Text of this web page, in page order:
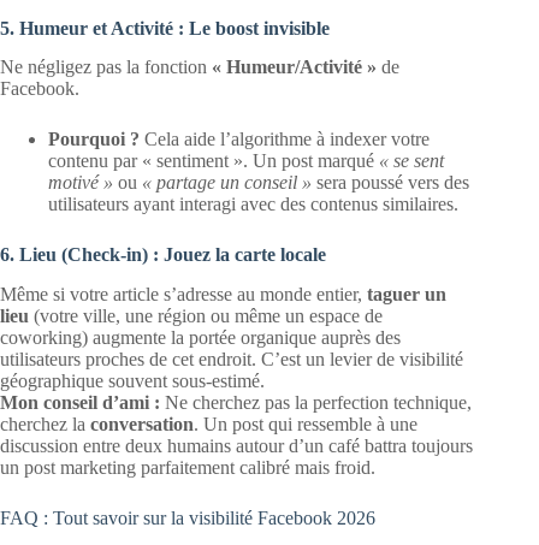
5. Humeur et Activité : Le boost invisible
Ne négligez pas la fonction « Humeur/Activité » de
Facebook.
Pourquoi ? Cela aide l’algorithme à indexer votre
contenu par « sentiment ». Un post marqué « se sent
motivé » ou « partage un conseil » sera poussé vers des
utilisateurs ayant interagi avec des contenus similaires.
6. Lieu (Check-in) : Jouez la carte locale
Même si votre article s’adresse au monde entier, taguer un
lieu (votre ville, une région ou même un espace de
coworking) augmente la portée organique auprès des
utilisateurs proches de cet endroit. C’est un levier de visibilité
géographique souvent sous-estimé.
Mon conseil d’ami : Ne cherchez pas la perfection technique,
cherchez la conversation. Un post qui ressemble à une
discussion entre deux humains autour d’un café battra toujours
un post marketing parfaitement calibré mais froid.
FAQ : Tout savoir sur la visibilité Facebook 2026